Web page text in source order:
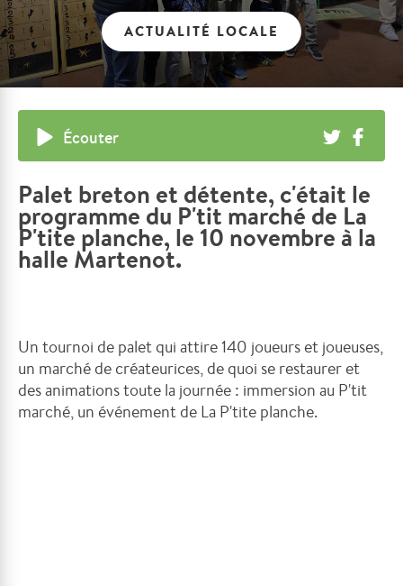
ACTUALITÉ LOCALE
Écouter
Palet breton et détente, c'était le
programme du P'tit marché de La
P'tite planche, le 10 novembre à la
halle Martenot.
Un tournoi de palet qui attire 140 joueurs et joueuses,
un marché de créateurices, de quoi se restaurer et
des animations toute la journée : immersion au P'tit
marché, un événement de La P'tite planche.